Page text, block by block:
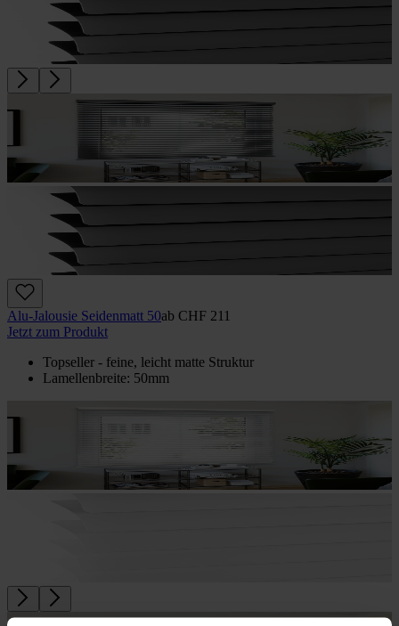
Alu-Jalousie Seidenmatt 50ab CHF 211
Jetzt zum Produkt
Topseller - feine, leicht matte Struktur
Lamellenbreite: 50mm